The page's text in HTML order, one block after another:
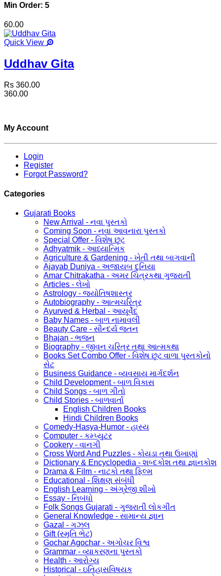
Min Order: 5
60.00
Quick View
Uddhav Gita
Rs 360.00
360.00
My Account
Login
Register
Forgot Password?
Categories
Gujarati Books
New Arrival - નવા પુસ્તકો
Coming Soon - નવા આવનારા પુસ્તકો
Special Offer - વિશેષ છૂટ
Adhyatmik - આધ્યાત્મિક
Agriculture & Gardening - ખેતી તથા બાગવાની
Ajayab Duniya - અજાયબ દુનિયા
Amar Chitrakatha - અમર ચિત્રકથા ગુજરાતી
Articles - લેખો
Astrology - જ્યોતિષશાસ્ત્ર
Autobiography - આત્મચરિત્ર
Ayurved & Herbal - આયૂર્વેદ
Baby Names - બાળ નામાવલી
Beauty Care - સૌન્દર્ય જતન
Bhajan - ભજન
Biography - જીવન ચરિત્ર તથા આત્મકથા
Books Set Combo Offer - વિશેષ છૂટ વાળા પુસ્તકોનો
સેટ
Business Guidance - વ્યવસાય માર્ગદર્શન
Child Development - બાળ વિકાસ
Child Songs - બાળ ગીતો
Child Stories - બાળવાર્તા
English Children Books
Hindi Children Books
Comedy-Hasya-Humor - હાસ્ય
Computer - કમ્પ્યુટર
Cookery - વાનગી
Cross Word And Puzzles - કોયડા તથા ઉખાણાં
Dictionary & Encyclopedia - શબ્દકોશ તથા જ્ઞાનકોશ
Drama & Film - નાટકો તથા ફિલ્મ
Educational - શિક્ષણ સંબંધી
English Learning - અંગ્રેજી શીખો
Essay - નિબંધો
Folk Songs Gujarati - ગુજરાતી લોકગીત
General Knowledge - સામાન્ય જ્ઞાન
Gazal - ગઝલ
Gift (સ્મૃતિ ભેટ)
Gochar Agochar - અગોચર વિશ્વ
Grammar - વ્યાકરણના પુસ્તકો
Health - આરોગ્ય
Historical - ઇતિહાસવિષયક